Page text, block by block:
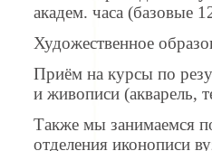
академ. часа (базовые
Художественное
Приём на курсы по
и живописи (акварель,
Также мы занимаемся
отделения иконописи